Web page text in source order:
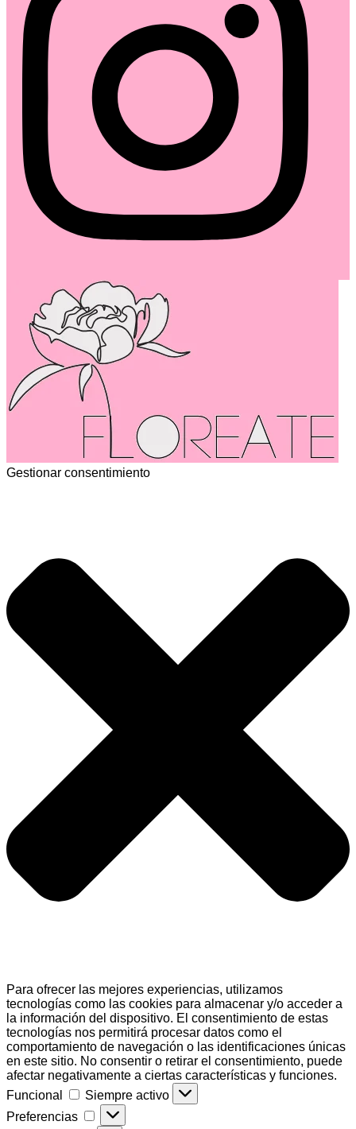
Gestionar consentimiento
Para ofrecer las mejores experiencias, utilizamos
tecnologías como las cookies para almacenar y/o acceder a
la información del dispositivo. El consentimiento de estas
tecnologías nos permitirá procesar datos como el
comportamiento de navegación o las identificaciones únicas
en este sitio. No consentir o retirar el consentimiento, puede
afectar negativamente a ciertas características y funciones.
Funcional
Funcional
Siempre activo
Preferencias
Preferencias